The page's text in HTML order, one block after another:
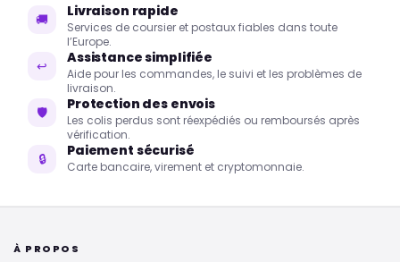
🚚 Livraison rapide
Services de coursier et postaux fiables dans toute
l’Europe.
↩ Assistance simplifiée
Aide pour les commandes, le suivi et les problèmes de
livraison.
🛡 Protection des envois
Les colis perdus sont réexpédiés ou remboursés après
vérification.
🔒 Paiement sécurisé
Carte bancaire, virement et cryptomonnaie.
À PROPOS